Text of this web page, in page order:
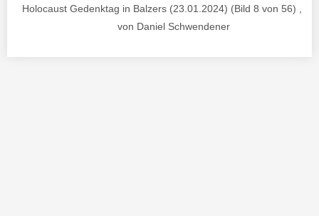
Holocaust Gedenktag in Balzers (23.01.2024) (Bild 8 von 56) ,
von Daniel Schwendener